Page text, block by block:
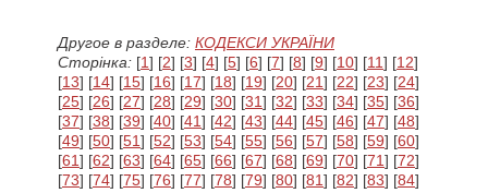
Другое в разделе: КОДЕКСИ УКРАЇНИ
Сторінка: [1] [2] [3] [4] [5] [6] [7] [8] [9] [10] [11] [12]
[13] [14] [15] [16] [17] [18] [19] [20] [21] [22] [23] [24]
[25] [26] [27] [28] [29] [30] [31] [32] [33] [34] [35] [36]
[37] [38] [39] [40] [41] [42] [43] [44] [45] [46] [47] [48]
[49] [50] [51] [52] [53] [54] [55] [56] [57] [58] [59] [60]
[61] [62] [63] [64] [65] [66] [67] [68] [69] [70] [71] [72]
[73] [74] [75] [76] [77] [78] [79] [80] [81] [82] [83] [84]